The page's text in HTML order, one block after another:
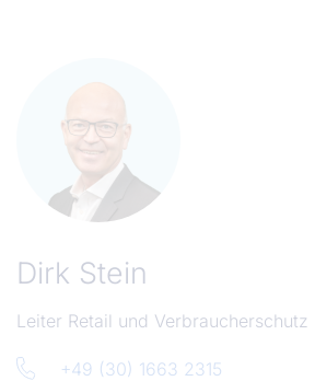
Dirk Stein
Leiter Retail und Verbraucherschutz
+49 (30) 1663 2315